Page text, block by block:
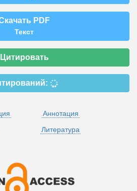
PDF
Текст
Цитировать
Аннотация
Литература